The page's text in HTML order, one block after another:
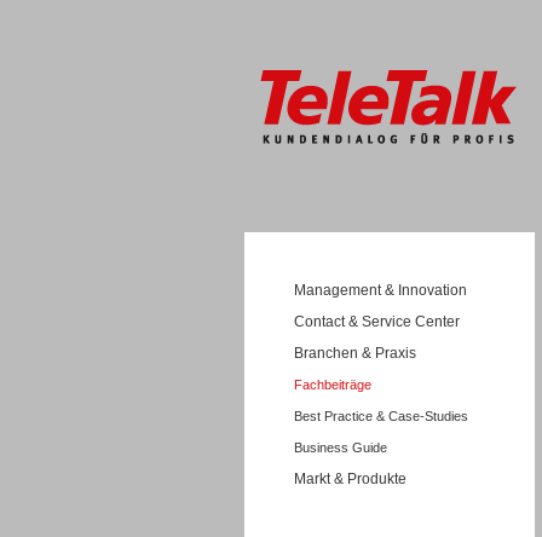
Management & Innovation
Contact & Service Center
Branchen & Praxis
Fachbeiträge
Best Practice & Case-Studies
Business Guide
Markt & Produkte